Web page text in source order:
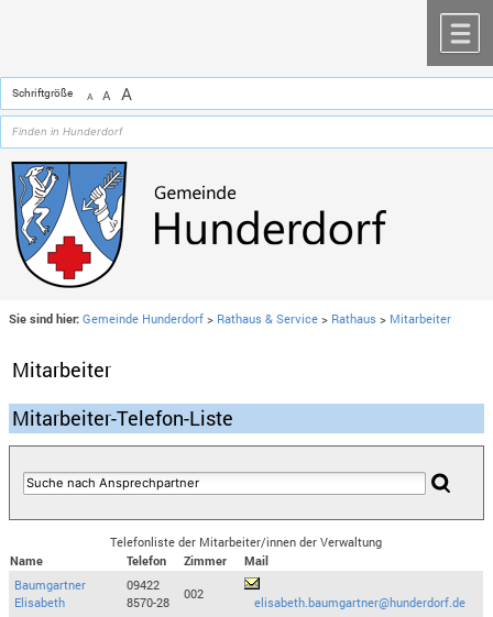
Schriftgröße A A A
Sie sind hier: Gemeinde Hunderdorf > Rathaus & Service > Rathaus > Mitarbeiter
Mitarbeiter
Mitarbeiter-Telefon-Liste
Telefonliste der Mitarbeiter/innen der Verwaltung
Name
Telefon Zimmer
Mail
Baumgartner
Elisabeth
09422
8570-28
002
elisabeth.baumgartner@hunderdorf.de